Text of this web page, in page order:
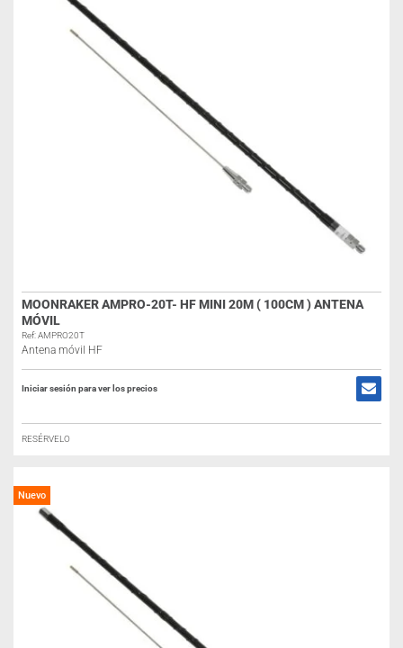
MOONRAKER AMPRO-20T- HF MINI 20M ( 100CM ) ANTENA
MÓVIL
Ref: AMPRO20T
Antena móvil HF
Iniciar sesión para ver los precios
RESÉRVELO
Nuevo